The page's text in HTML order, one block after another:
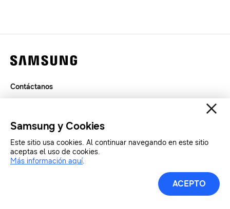
Contáctanos
SAMSUNG.COM
Copyright© SAMSUNG Todos los derechos reservados.
Samsung y Cookies
Este sitio usa cookies. Al continuar navegando en este sitio
aceptas el uso de cookies.
Más información aquí.
ACEPTO